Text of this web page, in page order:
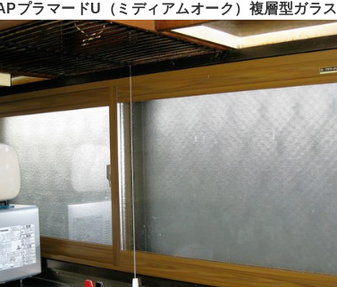
プラマードU（ミディアムオーク）複層型ガラス